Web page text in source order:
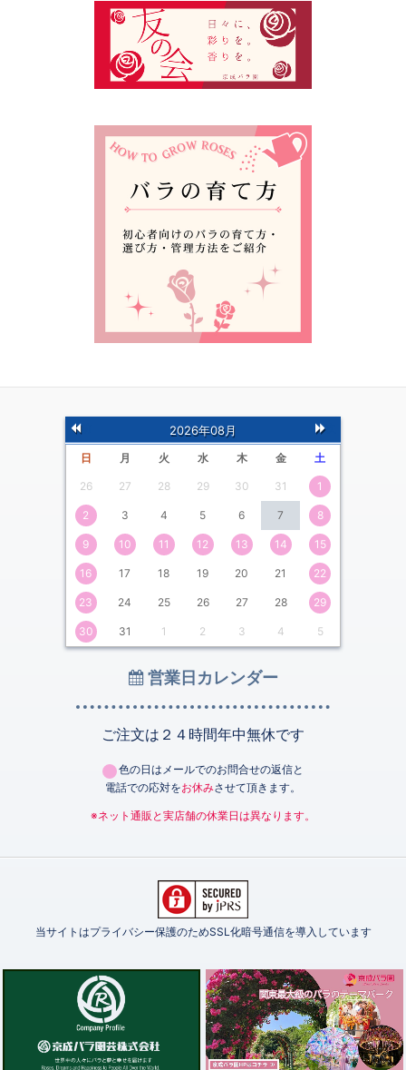
前
の月
次
の月
2026年08月
日 月 火 水 木 金 土
26 27 28 29 30 31 1
2 3 4 5 6 7 8
9 10 11 12 13 14 15
16 17 18 19 20 21 22
23 24 25 26 27 28 29
30 31 1 2 3 4 5
営業日カレンダー
ご注文は２４時間年中無休です
色の日はメールでのお問合せの返信と
電話での応対をお休みさせて頂きます。
※ネット通販と実店舗の休業日は異なります。
当サイトはプライバシー保護のためSSL化暗号通信を導入しています